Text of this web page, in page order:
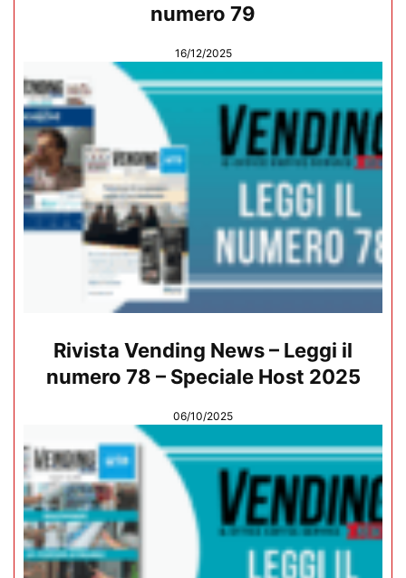
numero 79
16/12/2025
Rivista Vending News – Leggi il
numero 78 – Speciale Host 2025
06/10/2025